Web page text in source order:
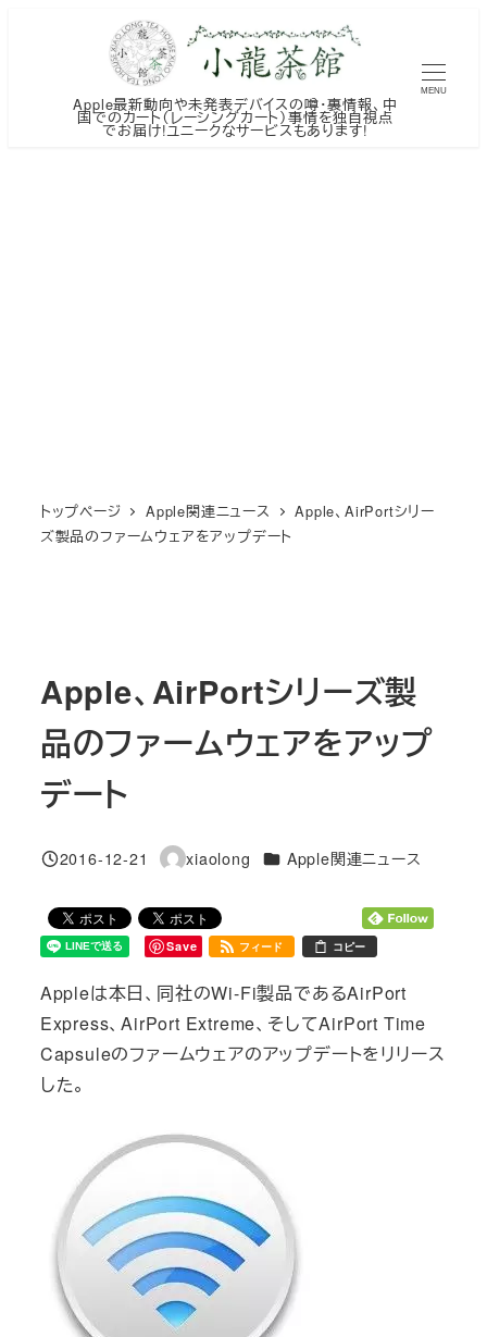
Apple最新動向や未発表デバイスの噂・裏情報、中
国でのカート（レーシングカート）事情を独自視点
でお届け!ユニークなサービスもあります!
MENU
トップページ Apple関連ニュース
Apple、AirPortシリー
ズ製品のファームウェアをアップデート
Apple、AirPortシリーズ製
品のファームウェアをアップ
デート
投稿日
2016-12-21
著
xiaolong カテゴリー
Apple関連ニュース
Save フィード コピー
Appleは本日、同社のWi-Fi製品であるAirPort
Express、AirPort Extreme、そしてAirPort Time
Capsuleのファームウェアのアップデートをリリース
した。